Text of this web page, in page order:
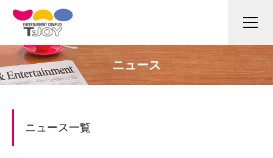
ニュース
ニュース一覧